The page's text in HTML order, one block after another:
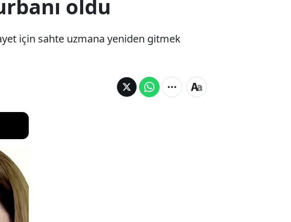
oldu
için sahte uzmana yeniden gitmek